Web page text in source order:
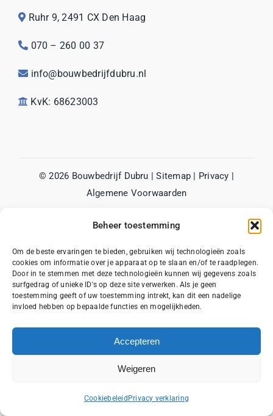
Beheer toestemming
Om de beste ervaringen te bieden, gebruiken wij technologieën zoals
cookies om informatie over je apparaat op te slaan en/of te raadplegen.
Door in te stemmen met deze technologieën kunnen wij gegevens zoals
surfgedrag of unieke ID's op deze site verwerken. Als je geen
toestemming geeft of uw toestemming intrekt, kan dit een nadelige
invloed hebben op bepaalde functies en mogelijkheden.
Accepteren
Weigeren
Cookiebeleid Privacy verklaring
Ruhr 9, 2491 CX Den Haag
070 – 260 00 37
info@bouwbedrijfdubru.nl
KvK: 68623003
© 2026 Bouwbedrijf Dubru |Sitemap | Privacy |
Algemene Voorwaarden